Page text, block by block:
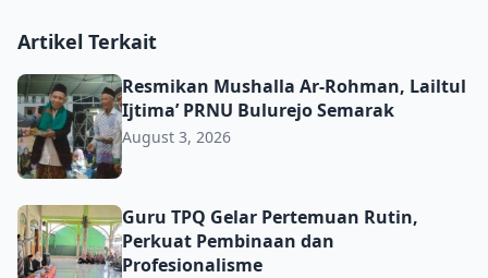
Artikel Terkait
Resmikan Mushalla Ar-Rohman, Lailtul Ijtima’ PRNU
Resmikan Mushalla Ar-Rohman, Lailtul
Ijtima’ PRNU Bulurejo Semarak
August 3, 2026
Guru TPQ Gelar Pertemuan Rutin, Perkuat Pembinaan
Guru TPQ Gelar Pertemuan Rutin,
Perkuat Pembinaan dan
Profesionalisme